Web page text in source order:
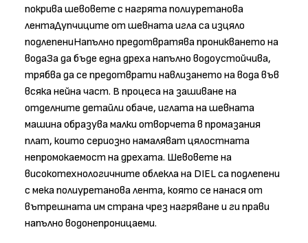
покрива шевовете с нагрята полиуретанова
лентаДупчиците от шевната игла са изцяло
подлепениНапълно предотвратява проникването на
водаЗа да бъде една дреха напълно водоустойчива,
трябва да се предотврати навлизането на вода във
всяка нейна част. В процеса на зашиване на
отделните детайли обаче, иглата на шевната
машина образува малки отворчета в промазания
плат, които сериозно намаляват цялостната
непромокаемост на дрехата. Шевовете на
високотехнологичните облекла на DIEL са подлепени
с мека полиуретанова лента, която се нанася от
вътрешната им страна чрез нагряване и ги прави
напълно водонепроницаеми.